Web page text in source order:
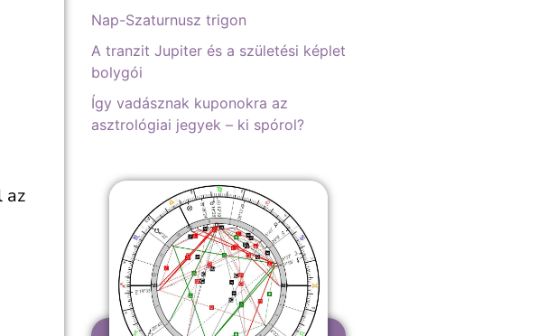
az
Nap-Szaturnusz trigon
A tranzit Jupiter és a születési képlet
bolygói
Így vadásznak kuponokra az
asztrológiai jegyek – ki spórol?